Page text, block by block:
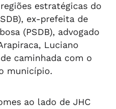
estratégicas do
ex-prefeita de
(PSDB), advogado
Luciano
caminhada com o
município.
ao lado de JHC